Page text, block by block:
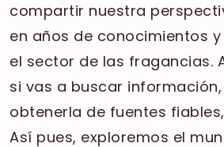
compartir nuestra
en años de conocimientos
el sector de las fragancias.
si vas a buscar
obtenerla de fuentes
Así pues, exploremos el